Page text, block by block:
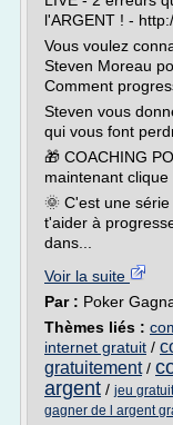
l'ARGENT ! -
Vous voulez
Steven Moreau
Comment
Steven vous
qui vous font
🎁 COACHING
maintenant
🌞 C'est une
t'aider à
dans...
Voir la suite
Par : Poker
Thèmes liés :
internet gratuit /
gratuitement/
argent / jeu
gagner de l argent